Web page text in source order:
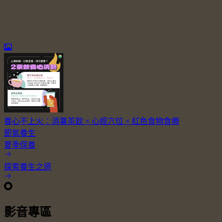
養心不上火：消暑茶飲 × 心經穴位 × 紅色食物食療
節氣養生
夏季保養
探索養生之道
影音專區